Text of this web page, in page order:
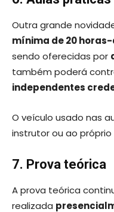
Outra grande
mínima de 20
sendo oferecidas por
também poderá
independentes
O veículo usado nas
instrutor ou ao
7. Prova teórica
A prova teórica
realizada